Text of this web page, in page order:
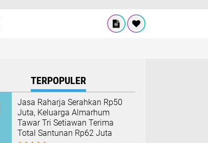
TERPOPULER
Jasa Raharja Serahkan Rp50
Juta, Keluarga Almarhum
Tawar Tri Setiawan Terima
Total Santunan Rp62 Juta